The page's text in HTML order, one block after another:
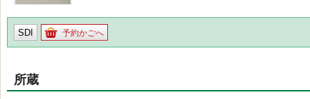
SDI 予約かごへ
所蔵